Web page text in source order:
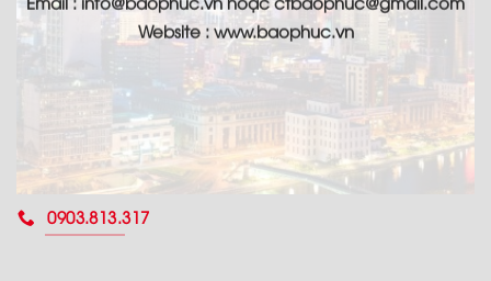
Website : www.baophuc.vn
0903.813.317